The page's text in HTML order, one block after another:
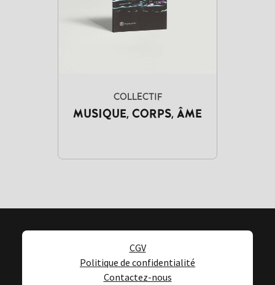
COLLECTIF
MUSIQUE, CORPS, ÂME
CGV
Politique de confidentialité
Contactez-nous